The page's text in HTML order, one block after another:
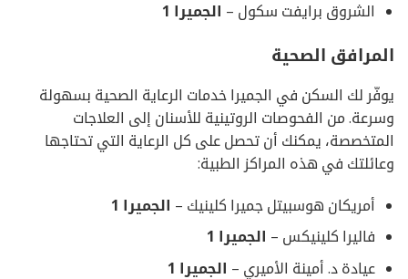
الشروق برايفت سكول –الجميرا 1
المرافق الصحية
يوفّر لك السكن في الجميرا خدمات الرعاية الصحية بسهولة
وسرعة. من الفحوصات الروتينية للأسنان إلى العلاجات
المتخصصة، يمكنك أن تحصل على كل الرعاية التي تحتاجها
وعائلتك في هذه المراكز الطبية:
أمريكان هوسبيتل جميرا كلينيك –الجميرا 1
فاليرا كلينيكس –الجميرا 1
عيادة د. أمينة الأميري –الجميرا 1